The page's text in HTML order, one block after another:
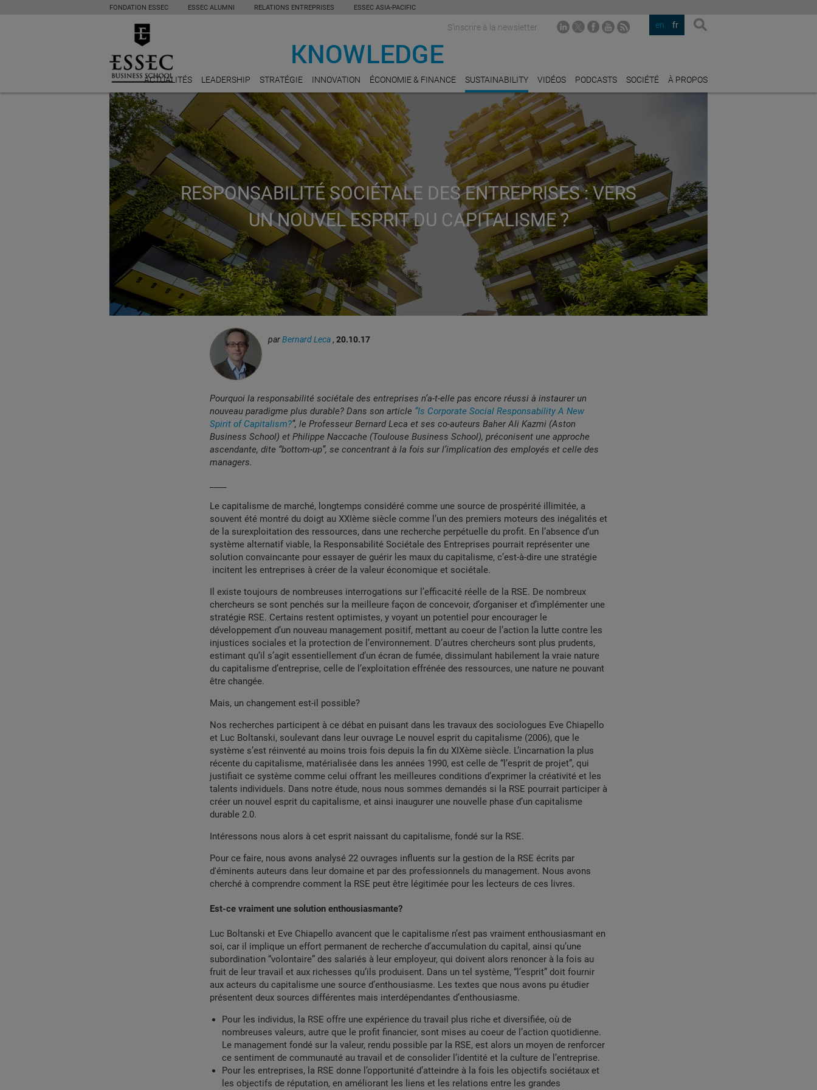
FONDATION ESSEC ESSEC ALUMNI RELATIONS ENTREPRISES ESSEC ASIA-PACIFIC
en fr
S'inscrire à la newsletter
ACTUALITÉS LEADERSHIP STRATÉGIE INNOVATION ÉCONOMIE & FINANCE SUSTAINABILITY VIDÉOS PODCASTS SOCIÉTÉ À PROPOS
RESPONSABILITÉ SOCIÉTALE DES ENTREPRISES : VERS
UN NOUVEL ESPRIT DU CAPITALISME ?
parBernard Leca , 20.10.17
Pourquoi la responsabilité sociétale des entreprises n’a-t-elle pas encore réussi à instaurer un
nouveau paradigme plus durable? Dans son article “Is Corporate Social Responsability A New
Spirit of Capitalism?”, le Professeur Bernard Leca et ses co-auteurs Baher Ali Kazmi (Aston
Business School) et Philippe Naccache (Toulouse Business School), préconisent une approche
ascendante, dite “bottom-up”, se concentrant à la fois sur l’implication des employés et celle des
managers.
Le capitalisme de marché, longtemps considéré comme une source de prospérité illimitée, a
souvent été montré du doigt au XXIème siècle comme l’un des premiers moteurs des inégalités et
de la surexploitation des ressources, dans une recherche perpétuelle du profit. En l’absence d’un
système alternatif viable, la Responsabilité Sociétale des Entreprises pourrait représenter une
solution convaincante pour essayer de guérir les maux du capitalisme, c’est-à-dire une stratégie
incitent les entreprises à créer de la valeur économique et sociétale.
Il existe toujours de nombreuses interrogations sur l’efficacité réelle de la RSE. De nombreux
chercheurs se sont penchés sur la meilleure façon de concevoir, d’organiser et d’implémenter une
stratégie RSE. Certains restent optimistes, y voyant un potentiel pour encourager le
développement d’un nouveau management positif, mettant au coeur de l’action la lutte contre les
injustices sociales et la protection de l’environnement. D’autres chercheurs sont plus prudents,
estimant qu’il s’agit essentiellement d’un écran de fumée, dissimulant habilement la vraie nature
du capitalisme d’entreprise, celle de l’exploitation effrénée des ressources, une nature ne pouvant
être changée.
Mais, un changement est-il possible?
Nos recherches participent à ce débat en puisant dans les travaux des sociologues Eve Chiapello
et Luc Boltanski, soulevant dans leur ouvrage Le nouvel esprit du capitalisme (2006), que le
système s’est réinventé au moins trois fois depuis la fin du XIXème siècle. L’incarnation la plus
récente du capitalisme, matérialisée dans les années 1990, est celle de “l’esprit de projet”, qui
justifiait ce système comme celui offrant les meilleures conditions d’exprimer la créativité et les
talents individuels. Dans notre étude, nous nous sommes demandés si la RSE pourrait participer à
créer un nouvel esprit du capitalisme, et ainsi inaugurer une nouvelle phase d’un capitalisme
durable 2.0.
Intéressons nous alors à cet esprit naissant du capitalisme, fondé sur la RSE.
Pour ce faire, nous avons analysé 22 ouvrages influents sur la gestion de la RSE écrits par
d'éminents auteurs dans leur domaine et par des professionnels du management. Nous avons
cherché à comprendre comment la RSE peut être légitimée pour les lecteurs de ces livres.
Est-ce vraiment une solution enthousiasmante?
Luc Boltanski et Eve Chiapello avancent que le capitalisme n’est pas vraiment enthousiasmant en
soi, car il implique un effort permanent de recherche d’accumulation du capital, ainsi qu’une
subordination “volontaire” des salariés à leur employeur, qui doivent alors renoncer à la fois au
fruit de leur travail et aux richesses qu’ils produisent. Dans un tel système, “l’esprit” doit fournir
aux acteurs du capitalisme une source d’enthousiasme. Les textes que nous avons pu étudier
présentent deux sources différentes mais interdépendantes d’enthousiasme.
Pour les individus, la RSE offre une expérience du travail plus riche et diversifiée, où de
nombreuses valeurs, autre que le profit financier, sont mises au coeur de l’action quotidienne.
Le management fondé sur la valeur, rendu possible par la RSE, est alors un moyen de renforcer
ce sentiment de communauté au travail et de consolider l’identité et la culture de l’entreprise.
Pour les entreprises, la RSE donne l’opportunité d’atteindre à la fois les objectifs sociétaux et
les objectifs de réputation, en améliorant les liens et les relations entre les grandes